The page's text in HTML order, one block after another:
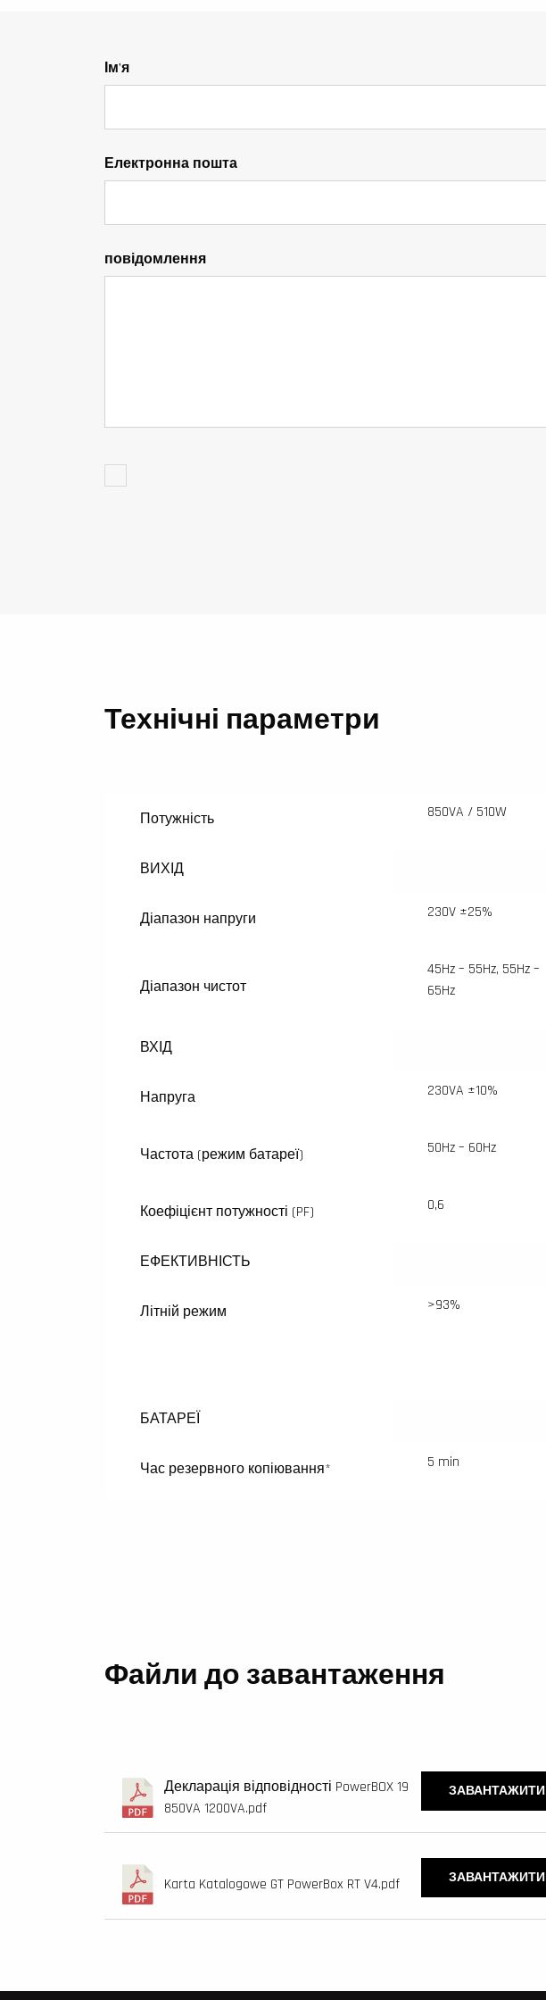
Ім'я
Електронна пошта
повідомлення
Технічні параметри
Потужність 850VA / 510W
ВИХІД
Діапазон напруги 230V ±25%
Діапазон чистот
45Hz – 55Hz, 55Hz –
65Hz
ВХІД
Напруга 230VA ±10%
Частота (режим батареї) 50Hz – 60Hz
Коефіцієнт потужності (PF) 0,6
ЕФЕКТИВНІСТЬ
Літній режим >93%
БАТАРЕЇ
Час резервного копіювання* 5 min
Файли до завантаження
Декларація відповідності PowerBOX 19
850VA 1200VA.pdf
ЗАВАНТАЖИТИ
Karta Katalogowe GT PowerBox RT V4.pdf ЗАВАНТАЖИТИ